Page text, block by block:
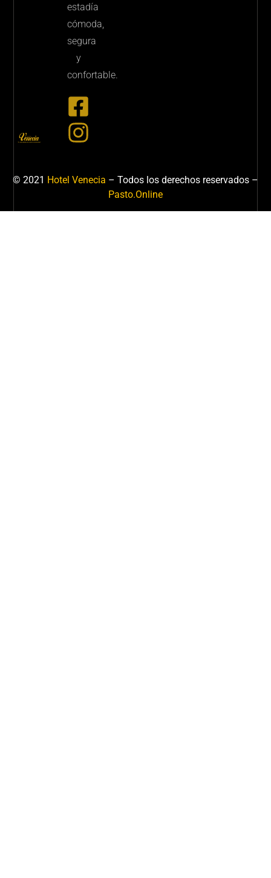
estadía
cómoda,
segura
y
confortable.
© 2021 Hotel Venecia – Todos los derechos reservados –
Pasto.Online